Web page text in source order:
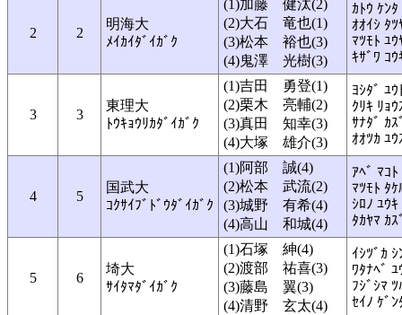
2 2
明海大
ﾒｲｶｲﾀﾞｲｶﾞｸ
(1)加藤 健汰(2)
(2)大石 竜也(1)
(3)松本 裕也(3)
(4)鬼澤 光樹(3)
ｶﾄｳ ｹﾝﾀ
ｵｵｲｼ ﾀﾂ
ﾏﾂﾓﾄ ﾕｳ
ｷｻﾞﾜ ｺｳ
3 3
東理大
ﾄｳｷｮｳﾘｶﾀﾞｲｶﾞｸ
(1)吉田 勇登(1)
(2)栗木 亮輔(2)
(3)真田 知幸(3)
(4)大塚 雄介(3)
ﾖｼﾀﾞ ﾕｳ
ｸﾘｷ ﾘｮｳ
ｻﾅﾀﾞ ｶｽ
ｵｵﾂｶ ﾕｳ
4 5
国武大
ｺｸｻｲﾌﾞﾄﾞｳﾀﾞｲｶﾞｸ
(1)阿部 誠(4)
(2)松本 武流(2)
(3)城野 有希(4)
(4)高山 和城(4)
ｱﾍﾞ ﾏｺﾄ
ﾏﾂﾓﾄ ﾀｹ
ｼﾛﾉ ﾕｳｷ
ﾀｶﾔﾏ ｶｽ
5 6
埼大
ｻｲﾀﾏﾀﾞｲｶﾞｸ
(1)石塚 紳(4)
(2)渡部 祐喜(3)
(3)藤島 翼(3)
(4)清野 玄太(4)
ｲｼﾂﾞｶ ｼ
ﾜﾀﾅﾍﾞ ﾕ
ﾌｼﾞｼﾏ ﾂ
ｾｲﾉ ｹﾞﾝ